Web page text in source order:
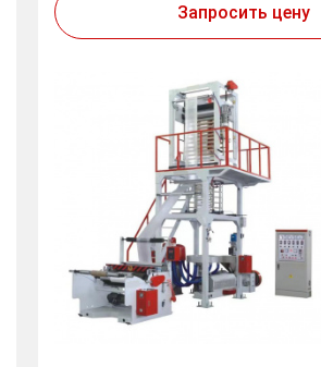
Запросить цену